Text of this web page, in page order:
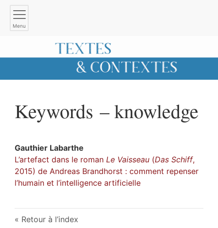
Menu
Keywords – knowledge
Gauthier Labarthe
L’artefact dans le roman Le Vaisseau (Das Schiff,
2015) de Andreas Brandhorst : comment repenser
l’humain et l’intelligence artificielle
Retour à l’index